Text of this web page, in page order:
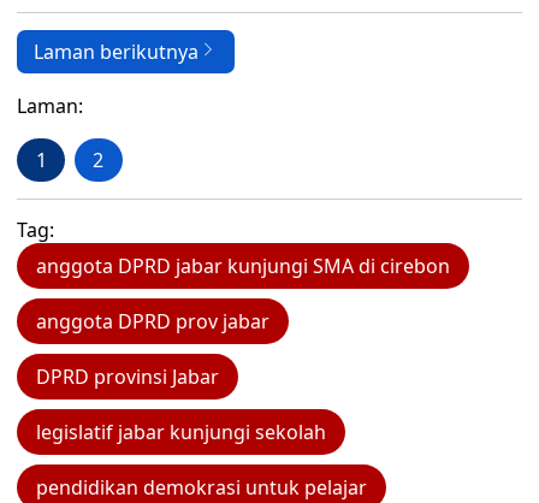
Laman berikutnya
Laman:
1 2
Tag:
anggota DPRD jabar kunjungi SMA di cirebon
anggota DPRD prov jabar
DPRD provinsi Jabar
legislatif jabar kunjungi sekolah
pendidikan demokrasi untuk pelajar